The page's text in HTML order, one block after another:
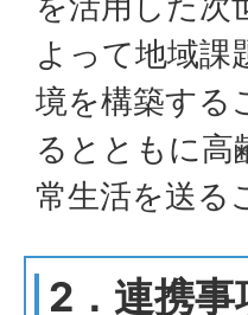
よって地域課
境を構築する
るとともに高
常生活を送る
2．連携事